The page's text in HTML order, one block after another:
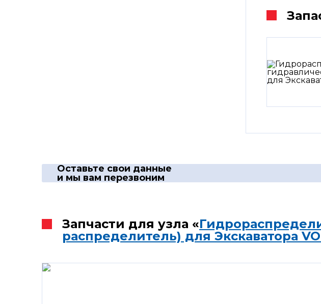
Оставьте свои данные
и мы вам перезвоним
Запчасти для узла «
распределитель) для Экскаватора